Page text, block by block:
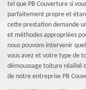
tel que PB Couverture si
parfaitement propre et
cette prestation demande
et méthodes appropriées
nous pouvons intervenir
vous avez et votre type de
démoussage toiture réalisé
de notre entreprise PB